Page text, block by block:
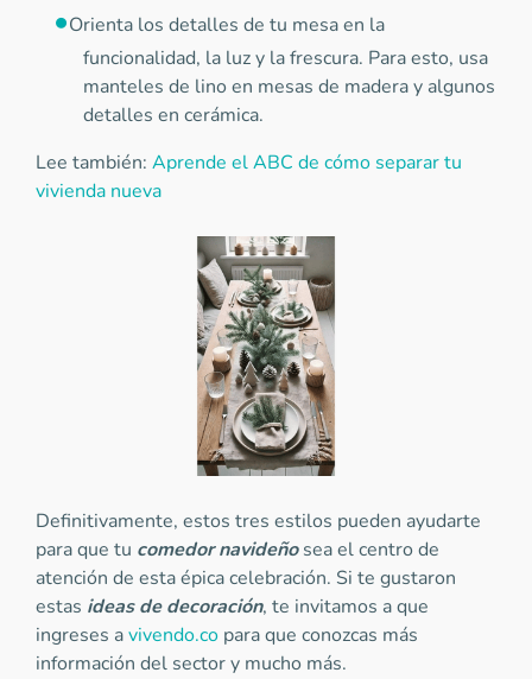
Orienta los detalles de tu mesa en la
funcionalidad, la luz y la frescura. Para esto, usa
manteles de lino en mesas de madera y algunos
detalles en cerámica.
Lee también: Aprende el ABC de cómo separar tu
vivienda nueva
Definitivamente, estos tres estilos pueden ayudarte
para que tu comedor navideñosea el centro de
atención de esta épica celebración. Si te gustaron
estas ideas de decoración, te invitamos a que
ingreses avivendo.co para que conozcas más
información del sector y mucho más.